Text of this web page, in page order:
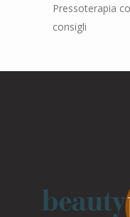
Pressoterapia
consigli
Online